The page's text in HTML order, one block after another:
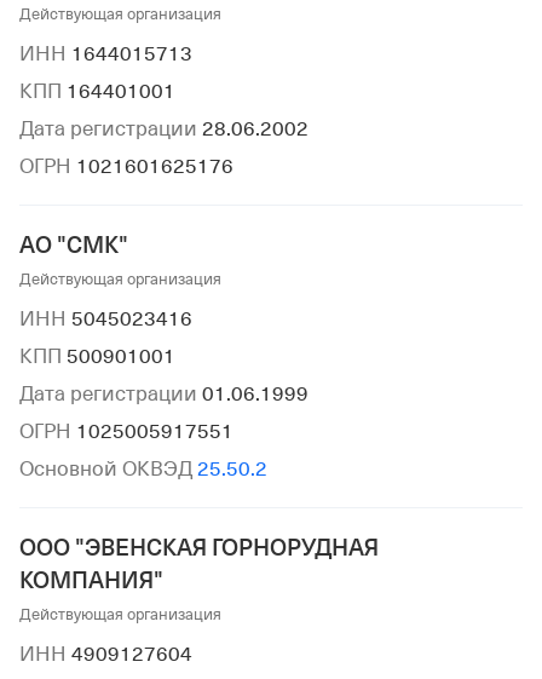
Действующая организация
ИНН 1644015713
КПП 164401001
Дата регистрации 28.06.2002
ОГРН 1021601625176
АО "СМК"
Действующая организация
ИНН 5045023416
КПП 500901001
Дата регистрации 01.06.1999
ОГРН 1025005917551
Основной ОКВЭД 25.50.2
ООО "ЭВЕНСКАЯ ГОРНОРУДНАЯ
КОМПАНИЯ"
Действующая организация
ИНН 4909127604